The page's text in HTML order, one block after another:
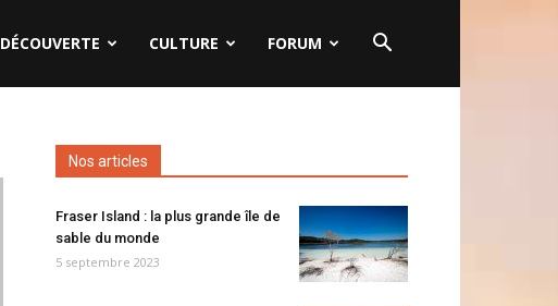
DÉCOUVERTE CULTURE FORUM
Nos articles
Fraser Island : la plus grande île de
sable du monde
5 septembre 2023